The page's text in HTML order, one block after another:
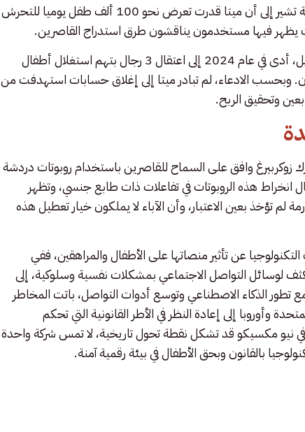
كشف مكتب المدعي العام في نيو مكسيكو عن وثائق داخلية تشير إلى أن ميتا قدرت تعرض نحو 100 ألف طفل يوميا للتحرش
يظهر فيها مستخدمون يناقشون طرق استدراج القاصرين.
وتشمل القضية أيضا تحقيقا أطلق عليه اسم عملية ميتا فايل، أدى في عام 2024 إلى اعتقال 3 رجال بتهم استغلال أطفال
وبحسب الادعاء، لم تبادر ميتا إلى إغلاق حسابات استهدفت من
وتحقيق الربح.
زوكربيرغ وافق على السماح للقاصرين باستخدام روبوتات دردشة
انخراط هذه الروبوتات في تفاعلات ذات طابع جنسي، وتظهر
تؤخذ بعين الاعتبار، وأن الآباء لا يملكون خيار تعطيل هذه
عن تأثير منصاتها على الأطفال والمراهقين، ففي
لوسائل التواصل الاجتماعي بمشكلات نفسية وسلوكية، إلى
الذكاء الاصطناعي وتوسع أدوات التواصل، باتت المخاطر
وأوروبا إلى إعادة النظر في الأطر القانونية التي تحكم
نيو مكسيكو قد تشكل نقطة تحول تاريخية، لا تمس شركة واحدة
بالقانون وبحق الأطفال في بيئة رقمية آمنة.